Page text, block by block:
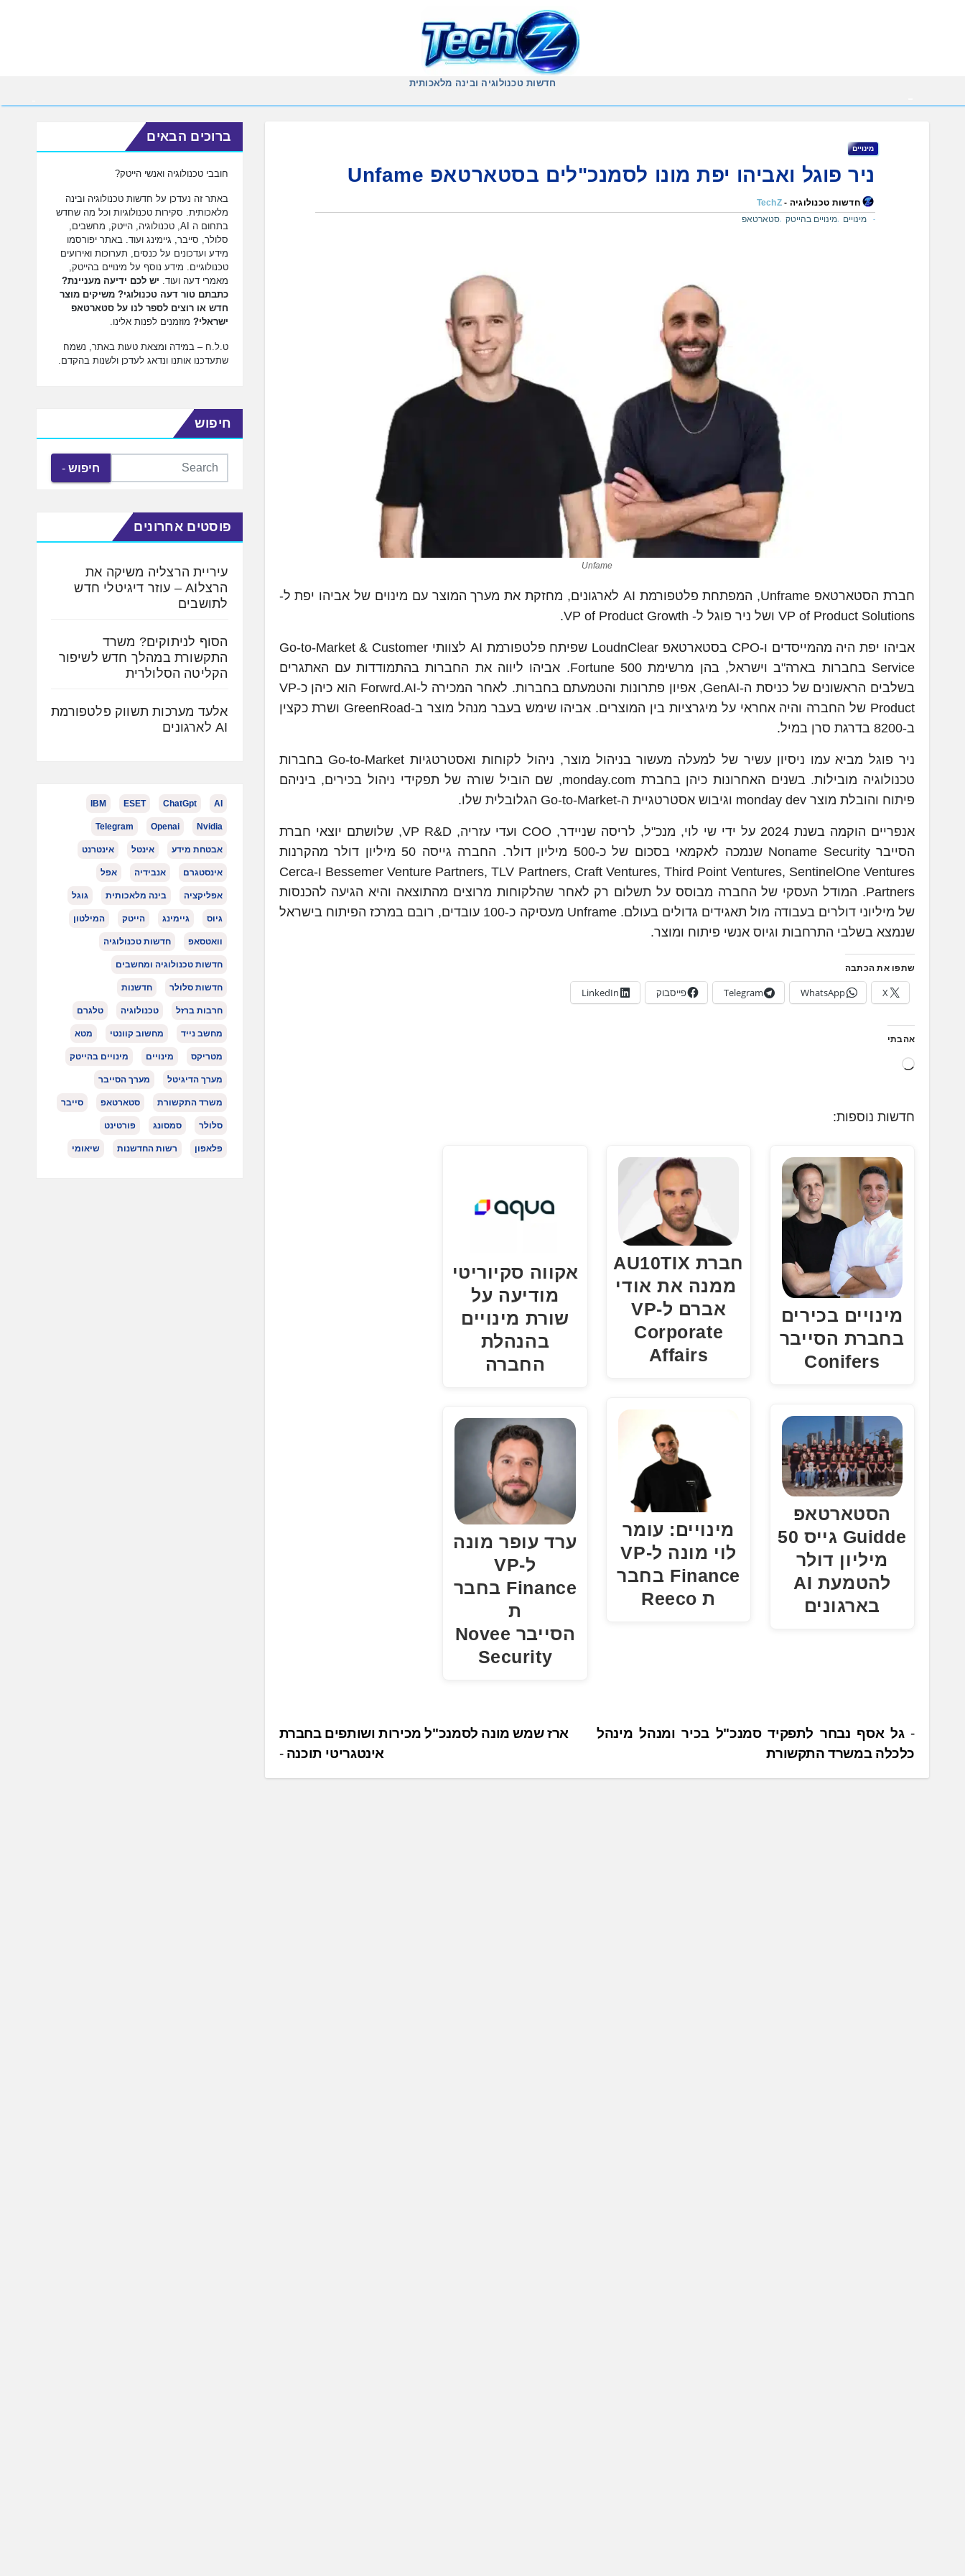
חדשות טכנולוגיה ובינה מלאכותית
מינויים
ניר פוגל ואביהו יפת מונו לסמנכ"לים בסטארטאפ Unfame
חדשות טכנולוגיה -TechZ
מינויים
,מינויים בהייטק ,סטארטאפ
Unfame
חברת הסטארטאפ Unframe, המפתחת פלטפורמת AI לארגונים, מחזקת את מערך המוצר עם מינוים של אביהו יפת ל-
VP of Product Solutions ושל ניר פוגל ל- VP of Product Growth.
אביהו יפת היה מהמייסדים ו-CPO בסטארטאפ LoudnClear שפיתח פלטפורמת AI לצוותי Go-to-Market & Customer
Service בחברות בארה"ב וישראל, בהן מרשימת Fortune 500. אביהו ליווה את החברות בהתמודדות עם האתגרים
בשלבים הראשונים של כניסת ה-GenAI, אפיון פתרונות והטמעתם בחברות. לאחר המכירה ל-Forwrd.AI הוא כיהן כ-VP
Product של החברה והיה אחראי על מיגרציות בין המוצרים. אביהו שימש בעבר מנהל מוצר ב-GreenRoad ושרת כקצין
ב-8200 בדרגת סרן במיל.
ניר פוגל מביא עמו ניסיון עשיר של למעלה מעשור בניהול מוצר, ניהול לקוחות ואסטרטגיות Go-to-Market בחברות
טכנולוגיה מובילות. בשנים האחרונות כיהן בחברת monday.com, שם הוביל שורה של תפקידי ניהול בכירים, ביניהם
פיתוח והובלת מוצר monday dev וגיבוש אסטרטגיית ה-Go-to-Market הגלובלית שלו.
אנפריים הוקמה בשנת 2024 על ידי שי לוי, מנכ"ל, לריסה שניידר, COO ועדי עזריה, VP R&D, שלושתם יוצאי חברת
הסייבר Noname Security שנמכה לאקמאי בסכום של כ-500 מיליון דולר. החברה גייסה 50 מיליון דולר מהקרנות
Bessemer Venture Partners, TLV Partners, Craft Ventures, Third Point Ventures, SentinelOne Ventures ו-Cerca
Partners. המודל העסקי של החברה מבוסס על תשלום רק לאחר שהלקוחות מרוצים מהתוצאה והיא הגיעה להכנסות
של מיליוני דולרים בעבודה מול תאגידים גדולים בעולם. Unframe מעסיקה כ-100 עובדים, רובם במרכז הפיתוח בישראל
שנמצא בשלבי התרחבות וגיוס אנשי פיתוח ומוצר.
שתפו את הכתבה
X
WhatsApp
Telegram פייסבוק LinkedIn
אהבתי
ט
.
.
חדשות נוספות:
מינויים בכירים
בחברת הסייבר
Conifers
הסטארטאפ
Guidde גייס 50
מיליון דולר
להטמעת AI
בארגונים
חברת AU10TIX
ממנה את אודי
אברם ל-VP
Corporate
Affairs
מינויים: עומר
לוי מונה ל-VP
Finance בחבר
ת Reeco
אקווה סקיוריטי
מודיעה על
שורת מינויים
בהנהלת
החברה
ערד עופר מונה
ל-VP
Finance בחבר
ת
הסייבר Novee
Security
נ
י
ו
ארז שמש מונה לסמנכ"ל מכירות ושותפים בחברת
אינטגריטי תוכנה
גל אסף נבחר לתפקיד סמנכ"ל בכיר ומנהל מינהל
כלכלה במשרד התקשורת
ברוכים הבאים
חובבי טכנולוגיה ואנשי הייטק?
באתר זה נעדכן על חדשות טכנולוגיה ובינה
מלאכותית. סקירות טכנולוגיות וכל מה שחדש
בתחום ה AI, טכנולוגיה, הייטק, מחשבים,
סלולר, סייבר, גיימינג ועוד. באתר יפורסמו
מידע ועדכונים על כנסים, תערוכות ואירועים
טכנולוגיים. מידע נוסף על מינויים בהייטק,
מאמרי דעה ועוד. יש לכם ידיעה מעניינת?
כתבתם טור דעה טכנולוגי? משיקים מוצר
חדש או רוצים לספר לנו על סטארטאפ
ישראלי? מוזמנים לפנות אלינו.
ט.ל.ח – במידה ומצאת טעות באתר, נשמח
שתעדכנו אותנו ונדאג לעדכן ולשנות בהקדם.
חיפוש
חיפוש
פוסטים אחרונים
עיריית הרצליה משיקה את
הרצלAI – עוזר דיגיטלי חדש
לתושבים
הסוף לניתוקים? משרד
התקשורת במהלך חדש לשיפור
הקליטה הסלולרית
אלעד מערכות תשווק פלטפורמת
AI לארגונים
AI
ChatGpt
ESET
IBM
Nvidia
Openai
Telegram
אבטחת מידע אינטל אינטרנט
אינסטגרם אנבידיה אפל
אפליקציה בינה מלאכותית גוגל
גיוס גיימינג הייטק המילטון
וואטסאפ חדשות טכנולוגיה
חדשות טכנולוגיה ומחשבים
חדשות סלולר חדשנות
חרבות ברזל טכנולוגיה טלגרם
מחשב נייד מחשוב קוונטי מטא
מטריקס מינויים מינויים בהייטק
מערך הדיגיטל מערך הסייבר
משרד התקשורת סטארטאפ סייבר
סלולר סמסונג פורטינט
פלאפון רשות החדשנות שיאומי